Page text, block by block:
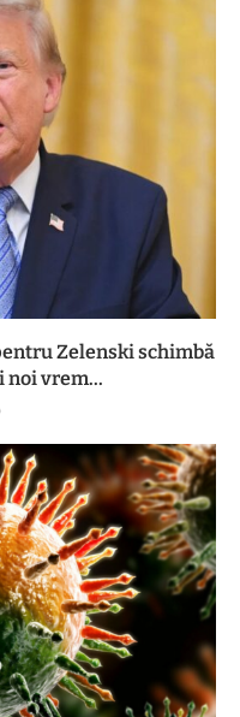
Zelenski schimbă
noi vrem...